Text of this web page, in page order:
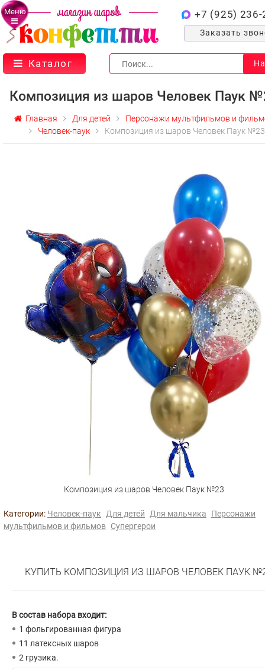
Меню +7 (925) 236-
Заказать
Каталог
Композиция из шаров Человек Паук
Главная Для детей
Персонажи мультфильмов и
Человек-паук
Композиция из шаров Человек Паук №23
Композиция из шаров Человек Паук №23
Категории: Человек-паук Для детей Для мальчика
Персонажи
мультфильмов и фильмов Супергерои
КУПИТЬ КОМПОЗИЦИЯ ИЗ ШАРОВ ЧЕЛОВЕК ПАУК
В состав набора входит:
1 фольгированная фигура
11 латексных шаров
2 грузика.